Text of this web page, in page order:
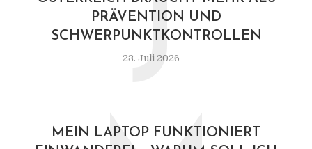
PRÄVENTION UND
SCHWERPUNKTKONTROLLEN
23. Juli 2026
J
MEIN LAPTOP FUNKTIONIERT